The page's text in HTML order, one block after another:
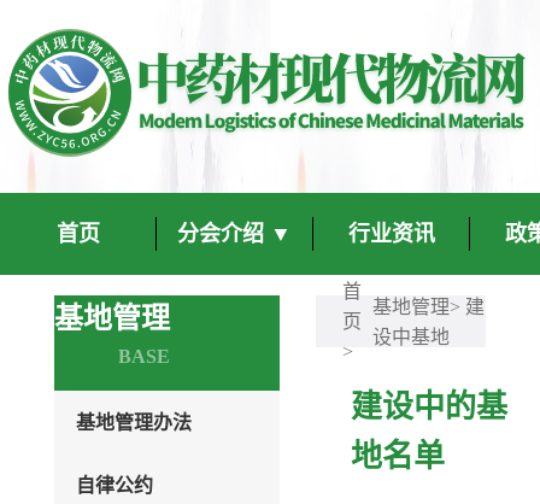
首页 分会介绍 ▼ 行业资讯 政
基地管理
BASE
基地管理办法
自律公约
首
页
>
基地管理> 建
设中基地
建设中的基
地名单